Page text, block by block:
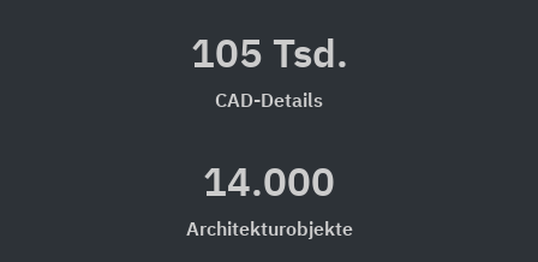
105 Tsd.
CAD-Details
14.000
Architekturobjekte